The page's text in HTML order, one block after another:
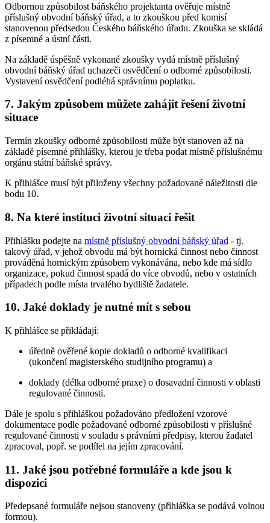
Odbornou způsobilost báňského projektanta ověřuje místně
příslušný obvodní báňský úřad, a to zkouškou před komisí
stanovenou předsedou Českého báňského úřadu. Zkouška se skládá
z písemné a ústní části.
Na základě úspěšně vykonané zkoušky vydá místně příslušný
obvodní báňský úřad uchazeči osvědčení o odborné způsobilosti.
Vystavení osvědčení podléhá správnímu poplatku.
7. Jakým způsobem můžete zahájit řešení životní
situace
Termín zkoušky odborné způsobilosti může být stanoven až na
základě písemné přihlášky, kterou je třeba podat místně příslušnému
orgánu státní báňské správy.
K přihlášce musí být přiloženy všechny požadované náležitosti dle
bodu 10.
8. Na které instituci životní situaci řešit
Přihlášku podejte na místně příslušný obvodní báňský úřad - tj.
takový úřad, v jehož obvodu má být hornická činnost nebo činnost
prováděná hornickým způsobem vykonávána, nebo kde má sídlo
organizace, pokud činnost spadá do více obvodů, nebo v ostatních
případech podle místa trvalého bydliště žadatele.
10. Jaké doklady je nutné mít s sebou
K přihlášce se přikládají:
úředně ověřené kopie dokladů o odborné kvalifikaci
(ukončení magisterského studijního programu) a
doklady (délka odborné praxe) o dosavadní činnosti v oblasti
regulované činnosti.
Dále je spolu s přihláškou požadováno předložení vzorové
dokumentace podle požadované odborné způsobilosti v příslušné
regulované činnosti v souladu s právními předpisy, kterou žadatel
zpracoval, popř. se podílel na jejím zpracování.
11. Jaké jsou potřebné formuláře a kde jsou k
dispozici
Předepsané formuláře nejsou stanoveny (přihláška se podává volnou
formou).